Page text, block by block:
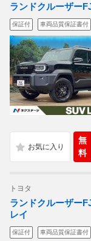
ランドクルーザー
保証付 車両品質保証書付
無
料
トヨタ
ランドクルーザー
レイ
保証付 車両品質保証書付